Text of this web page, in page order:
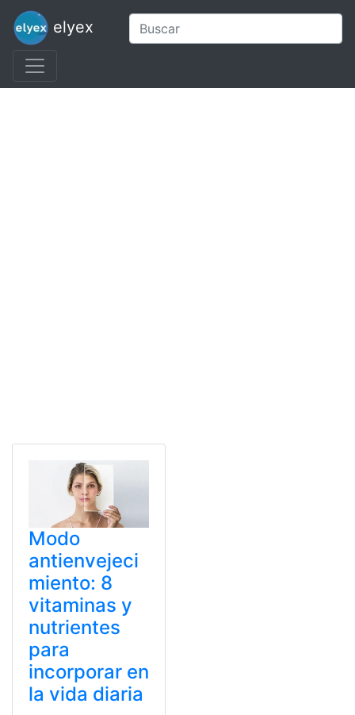
elyex
Modo
antienvejeci
miento: 8
vitaminas y
nutrientes
para
incorporar en
la vida diaria